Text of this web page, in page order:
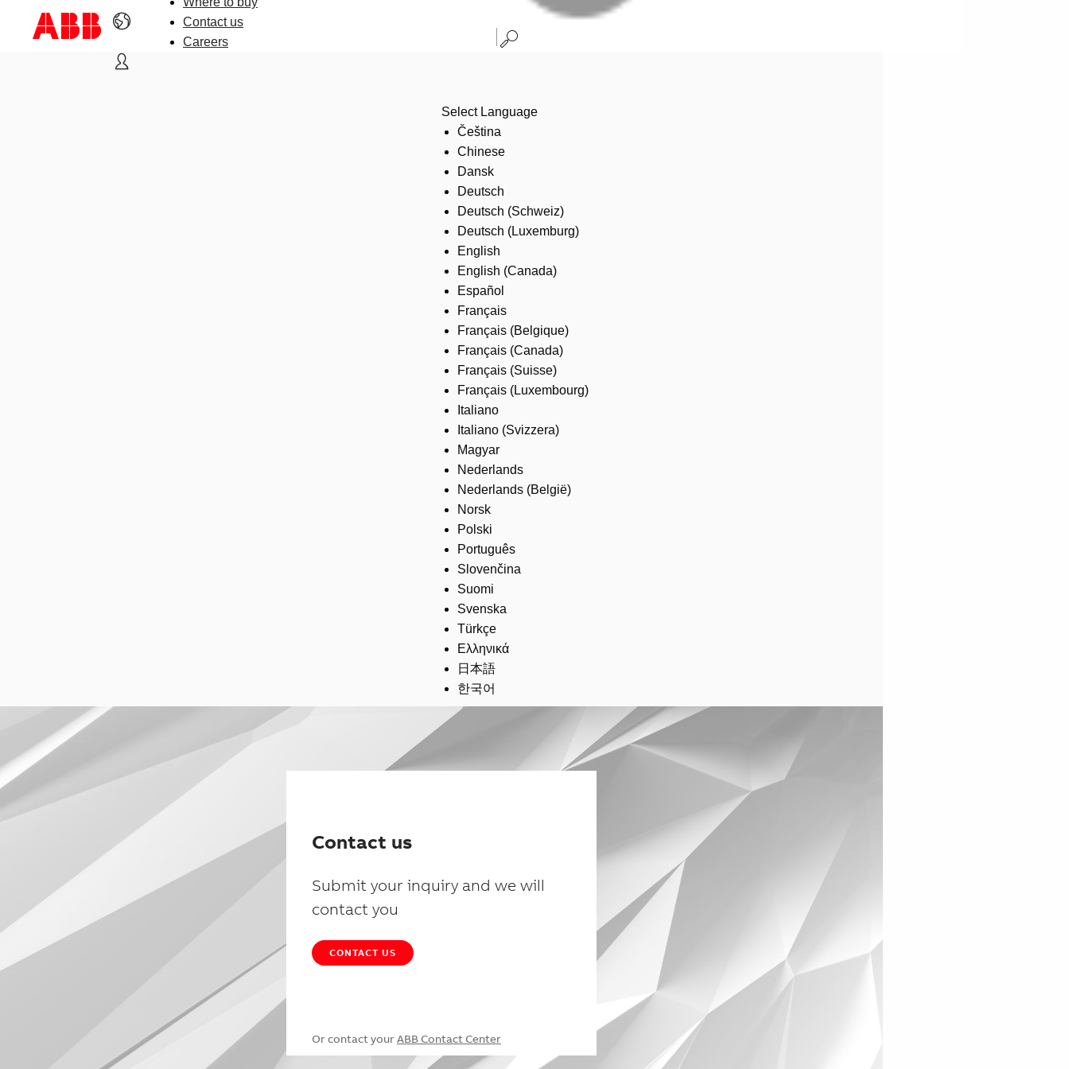
Contact us
Careers
Select Language
Čeština
Chinese
Dansk
Deutsch
Deutsch (Schweiz)
Deutsch (Luxemburg)
English
English (Canada)
Español
Français
Français (Belgique)
Français (Canada)
Français (Suisse)
Français (Luxembourg)
Italiano
Italiano (Svizzera)
Magyar
Nederlands
Nederlands (België)
Norsk
Polski
Português
Slovenčina
Suomi
Svenska
Türkçe
Ελληνικά
日本語
한국어
Contact us
Submit your inquiry and we will
contact you
CONTACT US
Or contact your ABB Contact Center